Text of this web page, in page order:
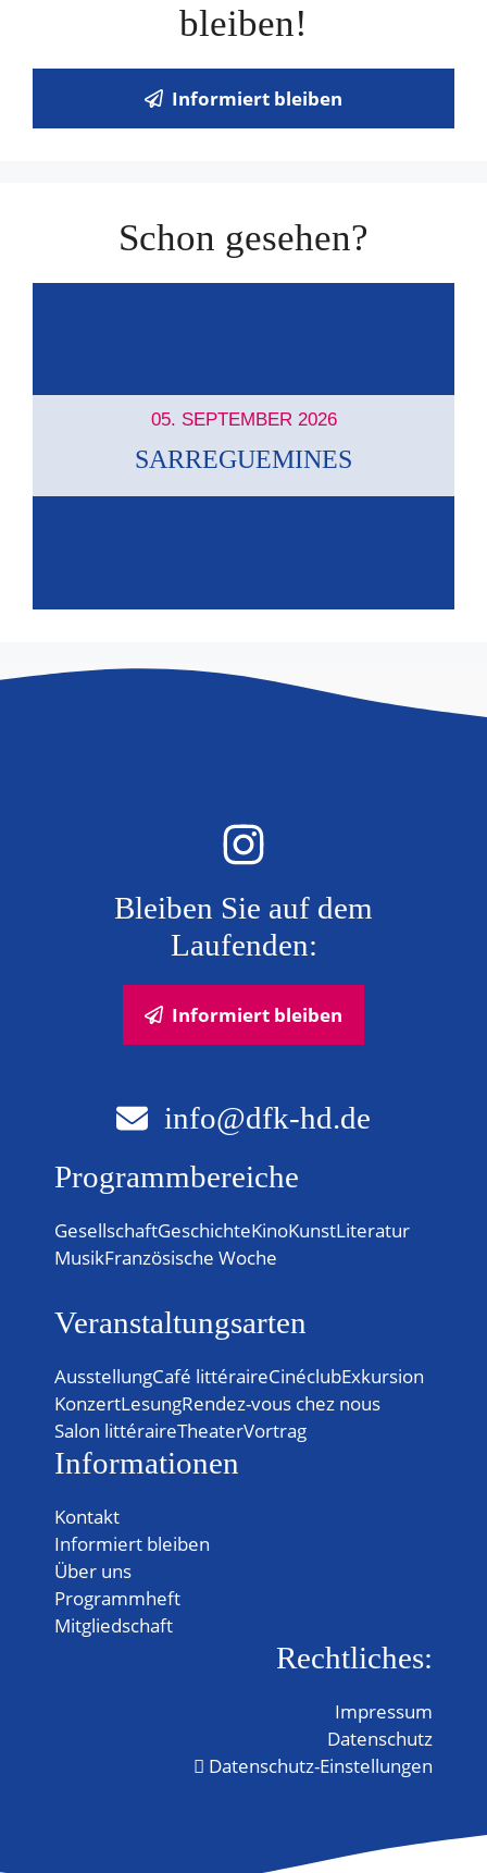
bleiben!
Informiert bleiben
Schon gesehen?
05. SEPTEMBER 2026
SARREGUEMINES
Bleiben Sie auf dem
Laufenden:
Informiert bleiben
info@dfk-hd.de
Programmbereiche
GesellschaftGeschichteKinoKunstLiteratur
MusikFranzösische Woche
Veranstaltungsarten
AusstellungCafé littéraireCinéclubExkursion
KonzertLesungRendez-vous chez nous
Salon littéraireTheaterVortrag
Informationen
Kontakt
Informiert bleiben
Über uns
Programmheft
Mitgliedschaft
Rechtliches:
Impressum
Datenschutz
Datenschutz-Einstellungen